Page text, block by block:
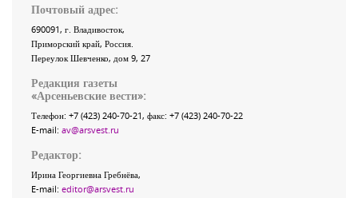
Почтовый адрес:
690091, г. Владивосток,
Приморский край, Россия
Переулок Шевченко, дом 9, 27
Редакция газеты
«Арсеньевские вести»:
Телефон: +7 (423) 240-70-21, факс: +7 (423) 240-70-22
E-mail: av@arsvest.ru
Редактор:
Ирина Георгиевна Гребнёва,
E-mail: editor@arsvest.ru